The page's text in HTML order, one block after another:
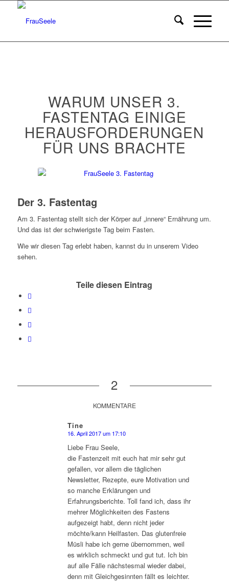
WARUM UNSER 3.
FASTENTAG EINIGE
HERAUSFORDERUNGEN
FÜR UNS BRACHTE
Der 3. Fastentag
Am 3. Fastentag stellt sich der Körper auf „innere“ Ernährung um.
Und das ist der schwierigste Tag beim Fasten.
Wie wir diesen Tag erlebt haben, kannst du in unserem Video
sehen.
Teile diesen Eintrag
2
KOMMENTARE
Tine
sagte:
16. April 2017 um 17:10
Liebe Frau Seele,
die Fastenzeit mit euch hat mir sehr gut
gefallen, vor allem die täglichen
Newsletter, Rezepte, eure Motivation und
so manche Erklärungen und
Erfahrungsberichte. Toll fand ich, dass ihr
mehrer Möglichkeiten des Fastens
aufgezeigt habt, denn nicht jeder
möchte/kann Heilfasten. Das glutenfreie
Müsli habe ich gerne übernommen, weil
es wirklich schmeckt und gut tut. Ich bin
auf alle Fälle nächstesmal wieder dabei,
denn mit Gleichgesinnten fällt es leichter.